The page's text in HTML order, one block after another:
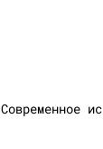
Современное